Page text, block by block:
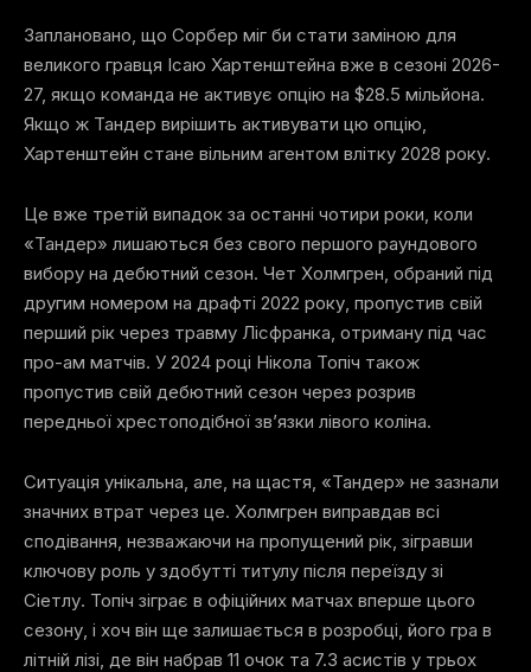
Заплановано, що Сорбер міг би стати заміною для
великого гравця Ісаю Хартенштейна вже в сезоні 2026-
27, якщо команда не активує опцію на $28.5 мільйона.
Якщо ж Тандер вирішить активувати цю опцію,
Хартенштейн стане вільним агентом влітку 2028 року.
Це вже третій випадок за останні чотири роки, коли
«Тандер» лишаються без свого першого раундового
вибору на дебютний сезон. Чет Холмгрен, обраний під
другим номером на драфті 2022 року, пропустив свій
перший рік через травму Лісфранка, отриману під час
про-ам матчів. У 2024 році Нікола Топіч також
пропустив свій дебютний сезон через розрив
передньої хрестоподібної зв’язки лівого коліна.
Ситуація унікальна, але, на щастя, «Тандер» не зазнали
значних втрат через це. Холмгрен виправдав всі
сподівання, незважаючи на пропущений рік, зігравши
ключову роль у здобутті титулу після переїзду зі
Сіетлу. Топіч зіграє в офіційних матчах вперше цього
сезону, і хоч він ще залишається в розробці, його гра в
літній лізі, де він набрав 11 очок та 7.3 асистів у трьох